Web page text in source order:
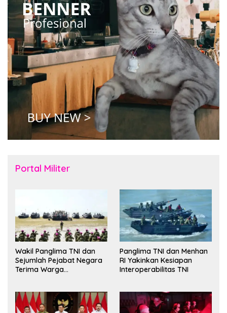
Portal Militer
Wakil Panglima TNI dan
Sejumlah Pejabat Negara
Terima Warga
Panglima TNI dan Menhan
RI Yakinkan Kesiapan
Interoperabilitas TNI